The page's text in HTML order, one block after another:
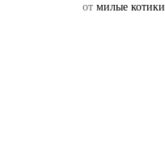
от милые котики